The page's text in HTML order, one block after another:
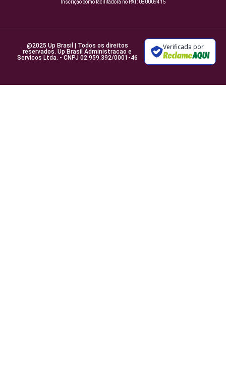
Inscrição como facilitadora no PAT: 080009415
@2025 Up Brasil | Todos os direitos
reservados. Up Brasil Administracao e
Servicos Ltda. - CNPJ 02.959.392/0001-46
Verificada por